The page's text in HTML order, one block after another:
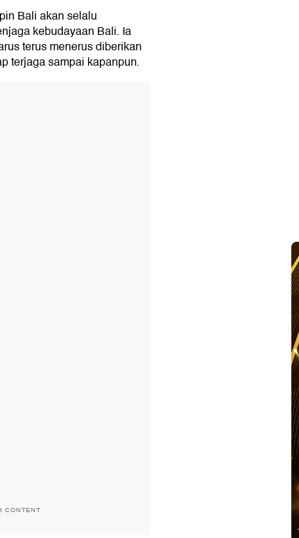
Bali akan selalu
kebudayaan Bali. Ia
terus menerus diberikan
terjaga sampai kapanpun.
CONTENT